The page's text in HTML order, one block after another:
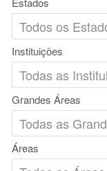
Instituições
Grandes Áreas
Áreas